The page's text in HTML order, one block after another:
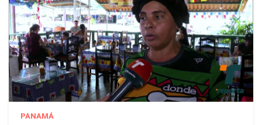
PANAMÁ